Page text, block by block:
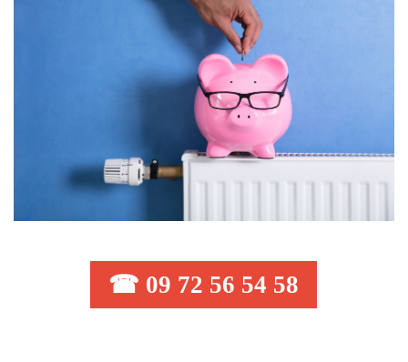
☎ 09 72 56 54 58